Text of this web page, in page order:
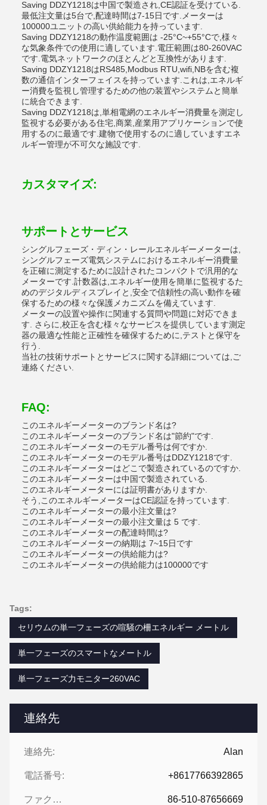
連絡先
連絡先: Alan
電話番号: +8617766392865
ファクシミリ: 86-510-87656669
Saving DDZY1218は中国で製造され,CE認証を受けている.
最低注文量は5台で,配達時間は7-15日です.メーターは
100000ユニットの高い供給能力を持っています.
Saving DDZY1218の動作温度範囲は -25°C~+55°Cで,様々
な気象条件での使用に適しています.電圧範囲は80-260VAC
です.電気ネットワークのほとんどと互換性があります.
Saving DDZY1218はRS485,Modbus RTU,wifi,NBを含む複
数の通信インターフェイスを持っています.これは,エネルギ
ー消費を監視し管理するための他の装置やシステムと簡単
に統合できます.
Saving DDZY1218は,単相電網のエネルギー消費量を測定し
監視する必要がある住宅,商業,産業用アプリケーションで使
用するのに最適です.建物で使用するのに適していますエネ
ルギー管理が不可欠な施設です.
カスタマイズ:
サポートとサービス
シングルフェーズ・ディン・レールエネルギーメーターは,
シングルフェーズ電気システムにおけるエネルギー消費量
を正確に測定するために設計されたコンパクトで汎用的な
メーターです.計数器は,エネルギー使用を簡単に監視するた
めのデジタルディスプレイと,安全で信頼性の高い動作を確
保するための様々な保護メカニズムを備えています.
メーターの設置や操作に関連する質問や問題に対応できま
す. さらに,校正を含む様々なサービスを提供しています測定
器の最適な性能と正確性を確保するために,テストと保守を
行う.
当社の技術サポートとサービスに関する詳細については,ご
連絡ください.
FAQ:
このエネルギーメーターのブランド名は?
このエネルギーメーターのブランド名は"節約"です.
このエネルギーメーターのモデル番号は何ですか.
このエネルギーメーターのモデル番号はDDZY1218です.
このエネルギーメーターはどこで製造されているのですか.
このエネルギーメーターは中国で製造されている.
このエネルギーメーターには証明書がありますか.
そう,このエネルギーメーターはCE認証を持っています.
このエネルギーメーターの最小注文量は?
このエネルギーメーターの最小注文量は 5 です.
このエネルギーメーターの配達時間は?
このエネルギーメーターの納期は 7~15日です
このエネルギーメーターの供給能力は?
このエネルギーメーターの供給能力は100000です
Tags:
セリウムの単一フェーズの喧騒の柵エネルギー メートル
単一フェーズのスマートなメートル
単一フェーズ力モニター260VAC